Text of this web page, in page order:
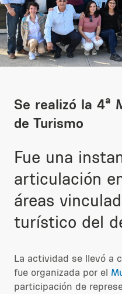
Se realizó la 4ª
de Turismo
Fue una
articulación
áreas
turístico del
La actividad se llevó a
fue organizada por el
participación de